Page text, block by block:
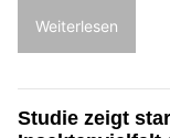
Weiterlesen
Studie zeigt